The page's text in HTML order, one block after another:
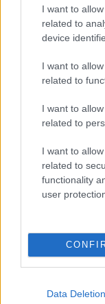
I want to
related to
device
I want to
related to
I want to
related to
I want to
related to
functionality
user
Data Deletion
Condividi
F T